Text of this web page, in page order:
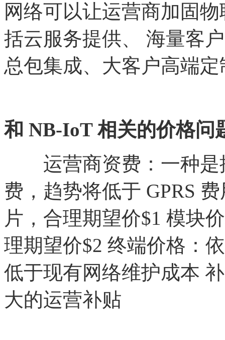
网络可以让运营商加固
括云服务提供、 海量客
总包集成、大客户高端
和 NB-IoT 相关的价格问
运营商资费：一种是
费，趋势将低于 GPRS
片，合理期望价$1 模块
理期望价$2 终端价格：
低于现有网络维护成本
大的运营补贴